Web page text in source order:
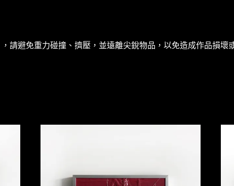
請避免重力碰撞、擠壓，並遠離尖銳物品，以免造成作品損壞